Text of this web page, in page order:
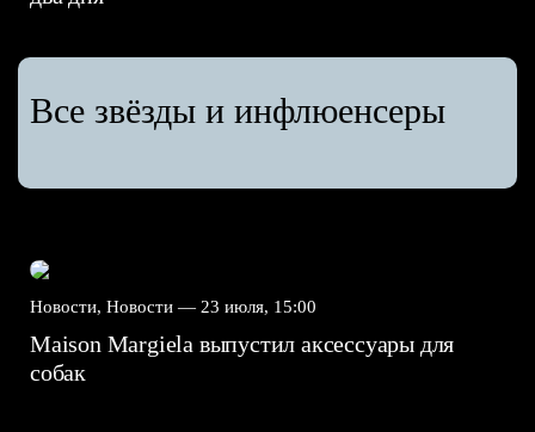
Все звёзды и инфлюенсеры
Новости, Новости — 23 июля, 15:00
Maison Margiela выпустил аксессуары для
собак